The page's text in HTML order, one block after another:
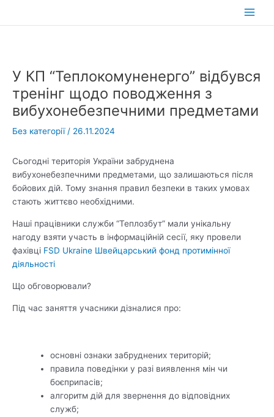
Main
У КП “Теплокомуненерго” відбувся
тренінг щодо поводження з
вибухонебезпечними предметами
Без категорії/ 26.11.2024
Сьогодні територія України забруднена
вибухонебезпечними предметами, що залишаються після
бойових дій. Тому знання правил безпеки в таких умовах
стають життєво необхідними.
Наші працівники служби “Теплозбут” мали унікальну
нагоду взяти участь в інформаційній сесії, яку провели
фахівці FSD Ukraine Швейцарський фонд протимінної
діяльності
Що обговорювали?
Під час заняття учасники дізналися про:
основні ознаки забруднених територій;
правила поведінки у разі виявлення мін чи
боєприпасів;
алгоритм дій для звернення до відповідних
служб;